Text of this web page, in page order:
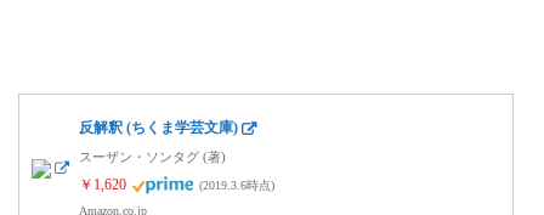
反解釈 (ちくま学芸文庫)
スーザン・ソンタグ (著)
￥1,620
(2019.3.6時点)
Amazon.co.jp